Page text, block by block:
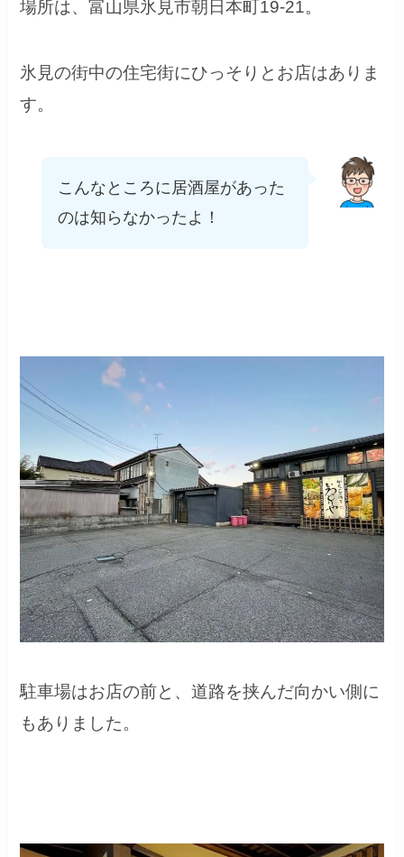
場所は、富山県氷見市朝日本町19-21。
氷見の街中の住宅街にひっそりとお店はありま
す。
こんなところに居酒屋があった
のは知らなかったよ！
駐車場はお店の前と、道路を挟んだ向かい側に
もありました。